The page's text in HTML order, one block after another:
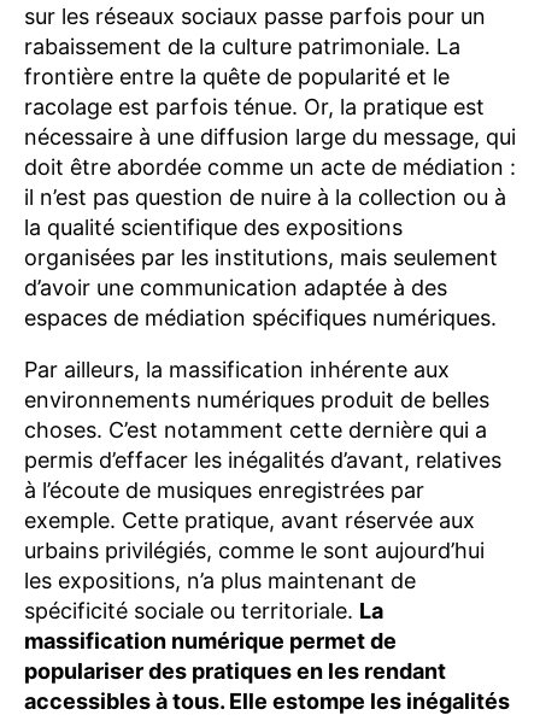
sur les réseaux sociaux passe parfois pour un
rabaissement de la culture patrimoniale. La
frontière entre la quête de popularité et le
racolage est parfois ténue. Or, la pratique est
nécessaire à une diffusion large du message, qui
doit être abordée comme un acte de médiation :
il n’est pas question de nuire à la collection ou à
la qualité scientifique des expositions
organisées par les institutions, mais seulement
d’avoir une communication adaptée à des
espaces de médiation spécifiques numériques.
Par ailleurs, la massification inhérente aux
environnements numériques produit de belles
choses. C’est notamment cette dernière qui a
permis d’effacer les inégalités d’avant, relatives
à l’écoute de musiques enregistrées par
exemple. Cette pratique, avant réservée aux
urbains privilégiés, comme le sont aujourd’hui
les expositions, n’a plus maintenant de
spécificité sociale ou territoriale. La
massification numérique permet de
populariser des pratiques en les rendant
accessibles à tous. Elle estompe les inégalités